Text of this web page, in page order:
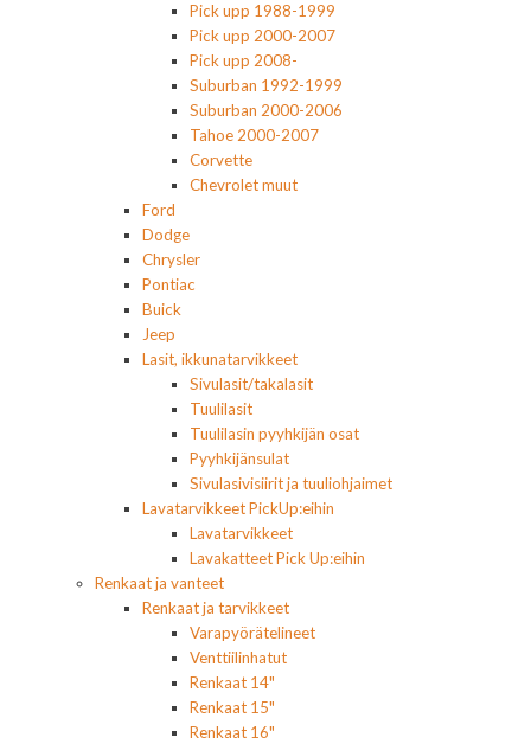
Pick upp 1988-1999
Pick upp 2000-2007
Pick upp 2008-
Suburban 1992-1999
Suburban 2000-2006
Tahoe 2000-2007
Corvette
Chevrolet muut
Ford
Dodge
Chrysler
Pontiac
Buick
Jeep
Lasit, ikkunatarvikkeet
Sivulasit/takalasit
Tuulilasit
Tuulilasin pyyhkijän osat
Pyyhkijänsulat
Sivulasivisiirit ja tuuliohjaimet
Lavatarvikkeet PickUp:eihin
Lavatarvikkeet
Lavakatteet Pick Up:eihin
Renkaat ja vanteet
Renkaat ja tarvikkeet
Varapyörätelineet
Venttiilinhatut
Renkaat 14"
Renkaat 15"
Renkaat 16"